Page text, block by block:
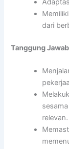
dari
Tanggung
relevan.